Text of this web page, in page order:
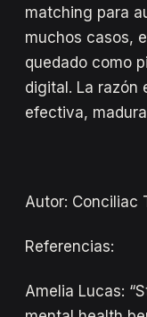
matching para
muchos casos,
quedado como
digital. La razón
efectiva,
Autor: Conciliac
Referencias:
Amelia Lucas: